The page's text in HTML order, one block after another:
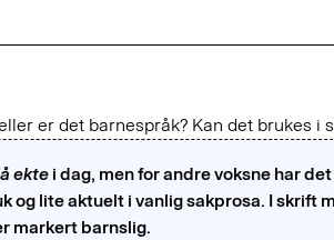
er det barnespråk? Kan det brukes i
ekte i dag, men for andre voksne har
og lite aktuelt i vanlig sakprosa. I skrift
markert barnslig.